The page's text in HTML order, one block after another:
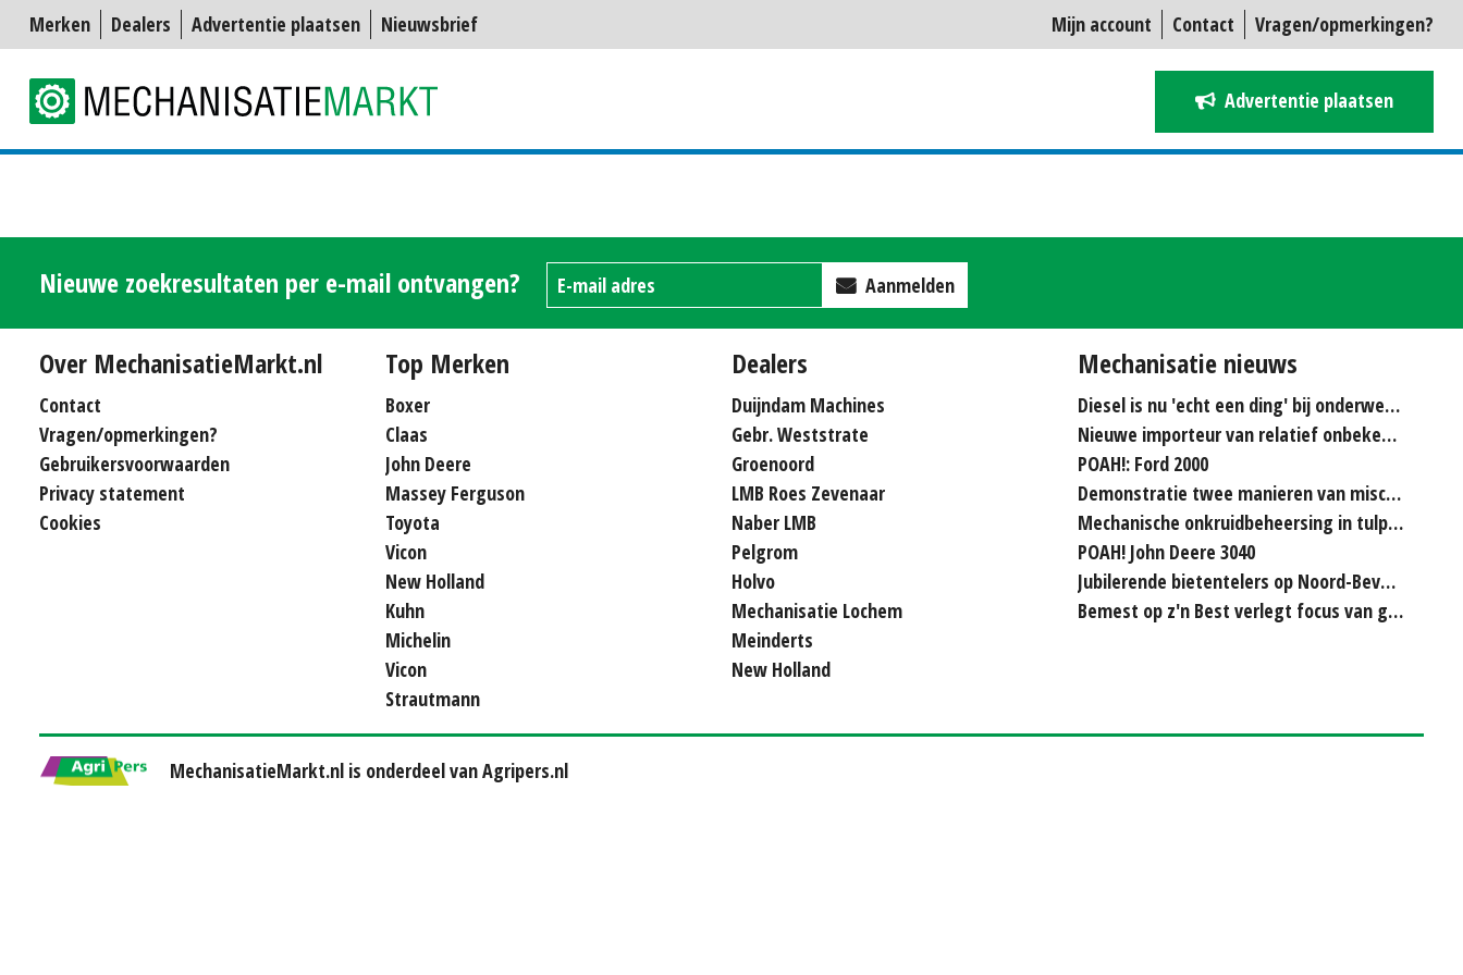
Mijn account Contact Vragen/opmerkingen?
Merken Dealers Advertentie plaatsen Nieuwsbrief
Advertentie plaatsen
Nieuwe zoekresultaten per e-mail ontvangen? Aanmelden
Over MechanisatieMarkt.nl
Contact
Vragen/opmerkingen?
Gebruikersvoorwaarden
Privacy statement
Cookies
Top Merken
Boxer
Claas
John Deere
Massey Ferguson
Toyota
Vicon
New Holland
Kuhn
Michelin
Vicon
Strautmann
Dealers
Duijndam Machines
Gebr. Weststrate
Groenoord
LMB Roes Zevenaar
Naber LMB
Pelgrom
Holvo
Mechanisatie Lochem
Meinderts
New Holland
Mechanisatie nieuws
Diesel is nu 'echt een ding' bij onderwerken
Nieuwe importeur van relatief onbekende merken...
POAH!: Ford 2000
Demonstratie twee manieren van miscanthus hakselen
Mechanische onkruidbeheersing in tulpenteelt steeds...
POAH! John Deere 3040
Jubilerende bietentelers op Noord-Beveland rijden elkaar...
Bemest op z'n Best verlegt focus van grasland naar bouwland
MechanisatieMarkt.nl is onderdeel van Agripers.nl